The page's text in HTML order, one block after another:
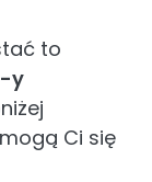
to
y
Ci się